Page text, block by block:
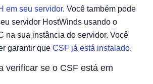
em seu servidor. Você também pode
servidor HostWinds usando o
na sua instância do servidor. Você
garantir que CSF já está instalado.
verificar se o CSF está em